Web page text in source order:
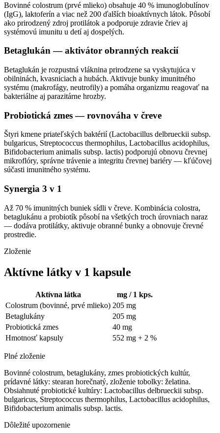
Bovinné colostrum (prvé mlieko) obsahuje 40 % imunoglobulínov
(IgG), laktoferín a viac než 200 ďalších bioaktívnych látok. Pôsobí
ako prirodzený zdroj protilátok a podporuje zdravie čriev aj
systémovú imunitu u detí aj dospelých.
Betaglukán — aktivátor obranných reakcií
Betaglukán je rozpustná vláknina prirodzene sa vyskytujúca v
obilninách, kvasniciach a hubách. Aktivuje bunky imunitného
systému (makrofágy, neutrofily) a pomáha organizmu reagovať na
bakteriálne aj parazitárne hrozby.
Probiotická zmes — rovnováha v čreve
Štyri kmene priateľských baktérií (Lactobacillus delbrueckii subsp.
bulgaricus, Streptococcus thermophilus, Lactobacillus acidophilus,
Bifidobacterium animalis subsp. lactis) podporujú obnovu črevnej
mikroflóry, správne trávenie a integritu črevnej bariéry — kľúčovej
súčasti imunitného systému.
Synergia 3 v 1
Až 70 % imunitných buniek sídli v čreve. Kombinácia colostra,
betaglukánu a probiotík pôsobí na všetkých troch úrovniach naraz
— dodáva protilátky, aktivuje obranné bunky a obnovuje črevné
prostredie.
Zloženie
Aktívne látky v 1 kapsule
Aktívna látka
mg / 1 kps.
Colostrum (bovinné, prvé mlieko) 205 mg
Betaglukány
205 mg
Probiotická zmes
40 mg
Hmotnosť kapsuly
552 mg + 2 %
Plné zloženie
Bovinné colostrum, betaglukány, zmes probiotických kultúr,
prídavné látky: stearan horečnatý, zloženie tobolky: želatina.
Obsiahnuté probiotické kultúry: Lactobacillus delbrueckii subsp.
bulgaricus, Streptococcus thermophilus, Lactobacillus acidophilus,
Bifidobacterium animalis subsp. lactis.
Dôležité upozornenie